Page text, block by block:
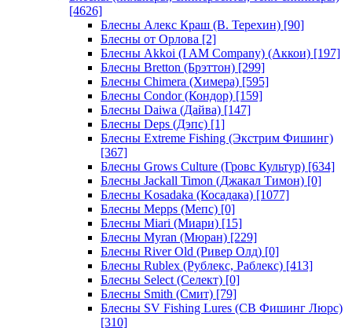
[4626]
Блесны Алекс Краш (В. Терехин) [90]
Блесны от Орлова [2]
Блесны Akkoi (I AM Company) (Аккои) [197]
Блесны Bretton (Брэттон) [299]
Блесны Chimera (Химера) [595]
Блесны Condor (Кондор) [159]
Блесны Daiwa (Дайва) [147]
Блесны Deps (Дэпс) [1]
Блесны Extreme Fishing (Экстрим Фишинг)
[367]
Блесны Grows Culture (Гровс Культур) [634]
Блесны Jackall Timon (Джакал Тимон) [0]
Блесны Kosadaka (Косадака) [1077]
Блесны Mepps (Мепс) [0]
Блесны Miari (Миари) [15]
Блесны Myran (Мюран) [229]
Блесны River Old (Ривер Олд) [0]
Блесны Rublex (Рублекс, Раблекс) [413]
Блесны Select (Селект) [0]
Блесны Smith (Смит) [79]
Блесны SV Fishing Lures (СВ Фишинг Люрс)
[310]